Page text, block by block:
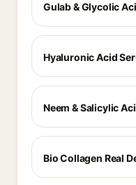
Gulab & Glycolic
Hyaluronic Acid
Neem & Salicylic
Bio Collagen Real